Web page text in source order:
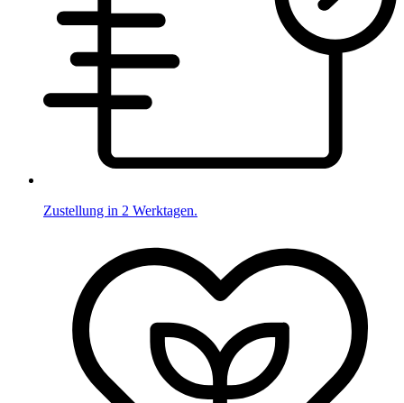
Zustellung in 2 Werktagen.